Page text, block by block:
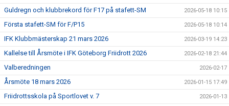
Guldregn och klubbrekord för F17 på stafett-SM 2026-05-18 10:15
Första stafett-SM för F/P15 2026-05-18 10:14
IFK Klubbmästerskap 21 mars 2026 2026-03-19 14:23
Kallelse till Årsmöte i IFK Göteborg Friidrott 2026 2026-02-18 21:44
Valberedningen 2026-02-17
Årsmöte 18 mars 2026 2026-01-15 17:49
Friidrottsskola på Sportlovet v. 7 2026-01-13